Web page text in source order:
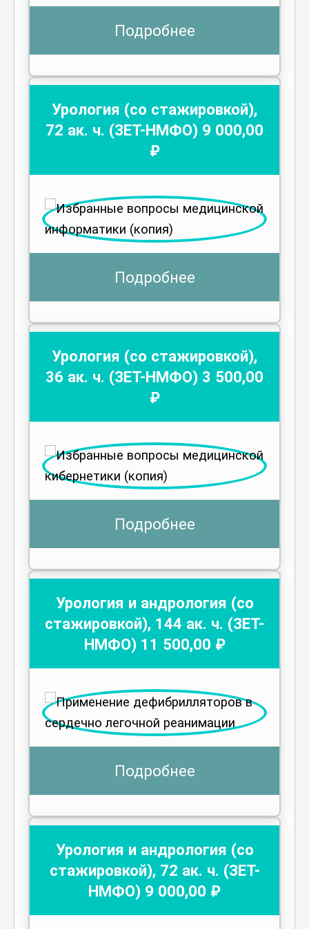
Подробнее
Урология (со стажировкой),
72 ак. ч. (ЗЕТ-НМФО) 9 000,00
₽
Подробнее
Урология (со стажировкой),
36 ак. ч. (ЗЕТ-НМФО) 3 500,00
₽
Подробнее
Урология и андрология (со
стажировкой), 144 ак. ч. (ЗЕТ-
НМФО) 11 500,00 ₽
Подробнее
Урология и андрология (со
стажировкой), 72 ак. ч. (ЗЕТ-
НМФО) 9 000,00 ₽